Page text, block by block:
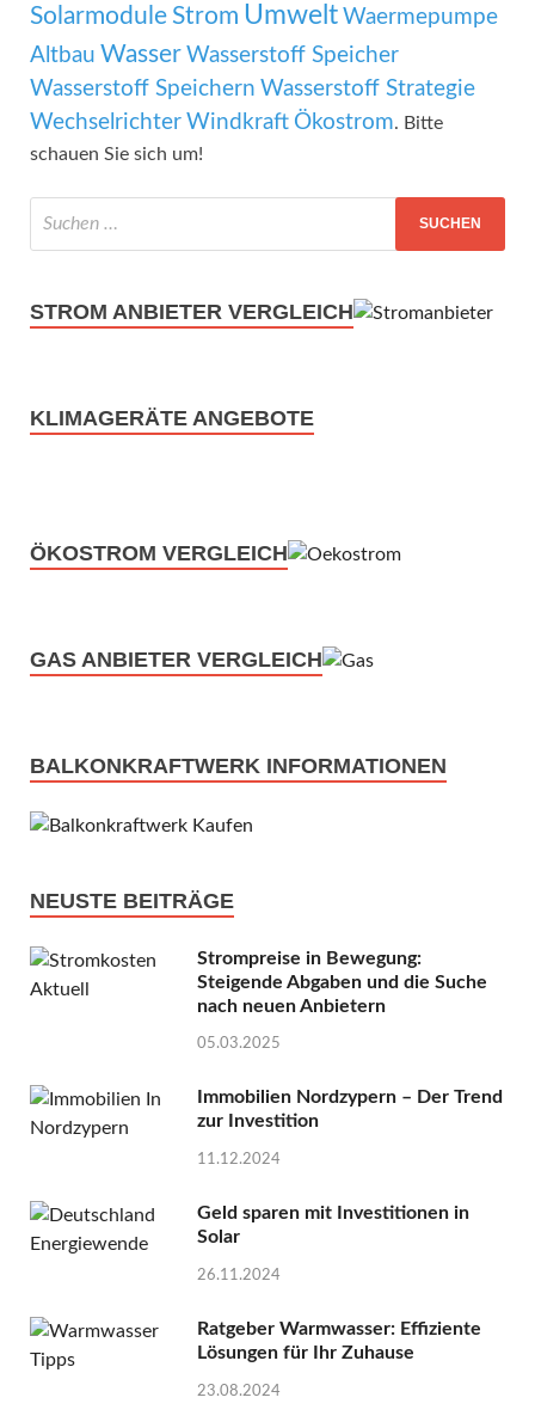
Solarmodule Strom Umwelt Waermepumpe
Altbau Wasser Wasserstoff Speicher
Wasserstoff Speichern Wasserstoff Strategie
Wechselrichter Windkraft Ökostrom. Bitte
schauen Sie sich um!
STROM ANBIETER VERGLEICH
KLIMAGERÄTE ANGEBOTE
ÖKOSTROM VERGLEICH
GAS ANBIETER VERGLEICH
BALKONKRAFTWERK INFORMATIONEN
NEUSTE BEITRÄGE
Strompreise in Bewegung:
Steigende Abgaben und die Suche
nach neuen Anbietern
05.03.2025
Immobilien Nordzypern – Der Trend
zur Investition
11.12.2024
Geld sparen mit Investitionen in
Solar
26.11.2024
Ratgeber Warmwasser: Effiziente
Lösungen für Ihr Zuhause
23.08.2024